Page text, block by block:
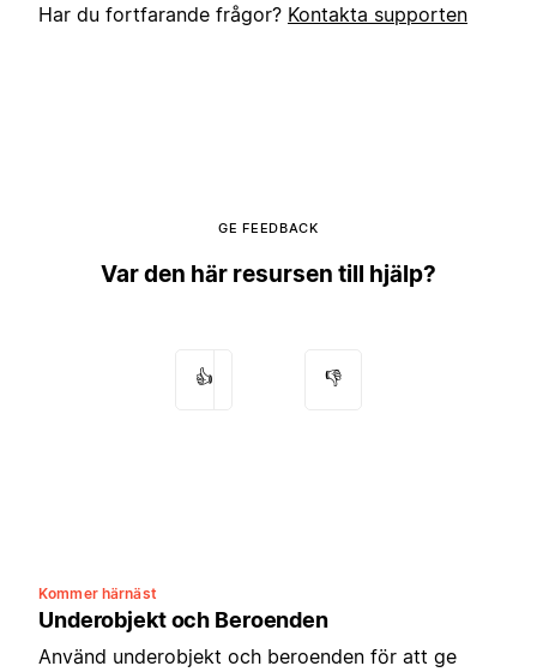
Har du fortfarande frågor? Kontakta supporten
GE FEEDBACK
Var den här resursen till hjälp?
👍 👎
Kommer härnäst
Underobjekt och Beroenden
Använd underobjekt och beroenden för att ge